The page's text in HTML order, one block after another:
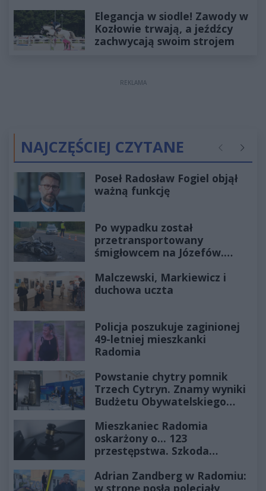
Elegancja w siodle! Zawody w
Kozłowie trwają, a jeźdźcy
zachwycają swoim strojem
REKLAMA
NAJCZĘŚCIEJ CZYTANE Poprzednie
Poseł Radosław Fogiel objął
ważną funkcję
Po wypadku został
przetransportowany
śmigłowcem na Józefów.
Malczewski, Markiewicz i
duchowa uczta
Policja poszukuje zaginionej
49-letniej mieszkanki
Radomia
Powstanie chytry pomnik
Trzech Cytryn. Znamy wyniki
Budżetu Obywatelskiego
Mieszkaniec Radomia
oskarżony o... 123
przestępstwa. Szkoda
złotych
Adrian Zandberg w Radomiu:
w stronę posła poleciały